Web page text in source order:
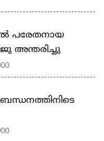
പരേതനായ
അന്തരിച്ചു